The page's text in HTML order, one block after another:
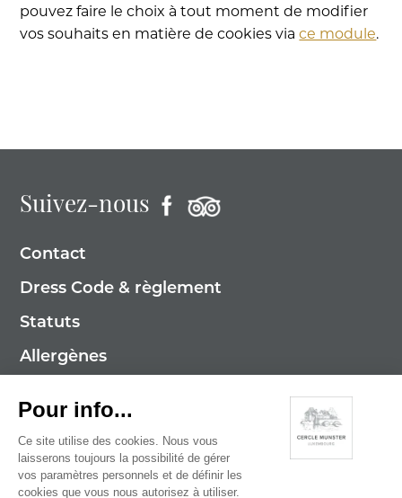
pouvez faire le choix à tout moment de modifier
vos souhaits en matière de cookies viace module.
Suivez-nous
Contact
Dress Code & règlement
Statuts
Allergènes
Mentions légales
Politique de cookies
Politique de confidentialité